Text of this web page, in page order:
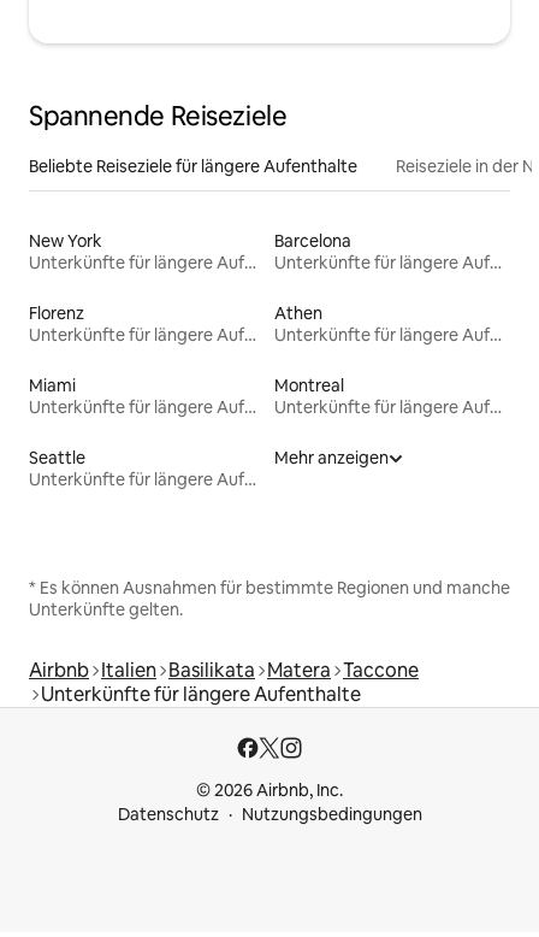
Spannende Reiseziele
Beliebte Reiseziele für längere Aufenthalte Reiseziele in der
New York
Unterkünfte für längere Aufenthalte
Barcelona
Unterkünfte für längere Aufenthalte
Florenz
Unterkünfte für längere Aufenthalte
Athen
Unterkünfte für längere Aufenthalte
Miami
Unterkünfte für längere Aufenthalte
Montreal
Unterkünfte für längere Aufenthalte
Seattle
Unterkünfte für längere Aufenthalte
Mehr anzeigen
* Es können Ausnahmen für bestimmte Regionen und manche
Unterkünfte gelten.
Airbnb Italien Basilikata Matera Taccone
Unterkünfte für längere Aufenthalte
© 2026 Airbnb, Inc.
Datenschutz
Nutzungsbedingungen